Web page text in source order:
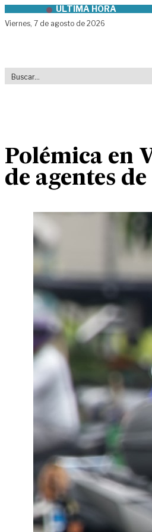
Skip to contentÚLTIMA HORA
Viernes, 7 de agosto de 2026
Polémica en
de agentes